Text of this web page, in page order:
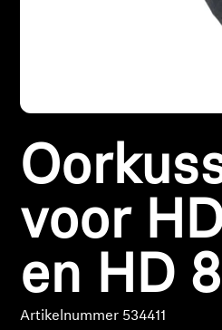
Koptelefoononderdelen en
Gehoor per categorie
TV-koptelefoons voor
Originele
voor
en HD
Artikelnummer 534411